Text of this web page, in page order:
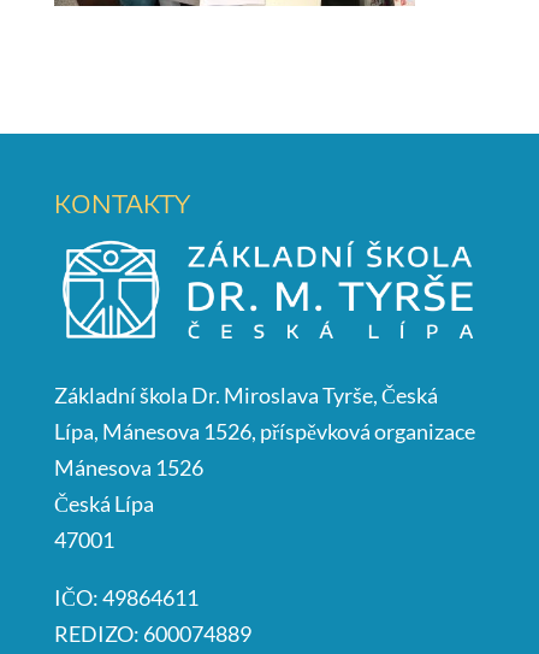
KONTAKTY
Základní škola Dr. Miroslava Tyrše, Česká
Lípa, Mánesova 1526, příspěvková organizace
Mánesova 1526
Česká Lípa
47001
IČO: 49864611
REDIZO: 600074889